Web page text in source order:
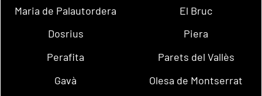
Maria de Palautordera
El Bruc
Dosrius
Piera
Perafita
Parets del Vallès
Gavà
Olesa de Montserrat